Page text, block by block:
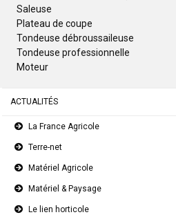
Saleuse
Plateau de coupe
Tondeuse débroussaileuse
Tondeuse professionnelle
Moteur
ACTUALITÉS
La France Agricole
Terre-net
Matériel Agricole
Matériel & Paysage
Le lien horticole